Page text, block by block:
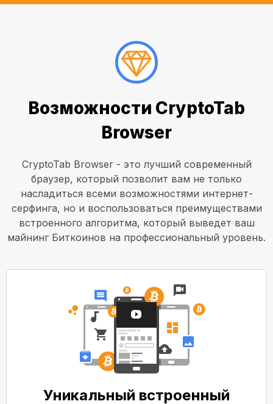
Возможности CryptoTab
Browser
CryptoTab Browser - это лучший современный
браузер, который позволит вам не только
насладиться всеми возможностями интернет-
серфинга, но и воспользоваться преимуществами
встроенного алгоритма, который выведет ваш
майнинг Биткоинов на профессиональный уровень.
Уникальный встроенный